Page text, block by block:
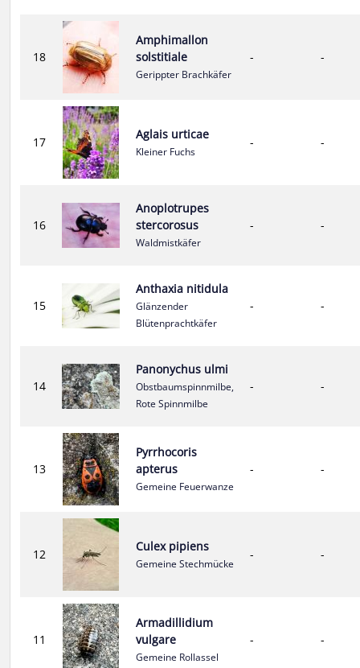
18
Amphimallon
solstitiale
Gerippter Brachkäfer
- -
17
Aglais urticae
Kleiner Fuchs
- -
16
Anoplotrupes
stercorosus
Waldmistkäfer
- -
15
Anthaxia nitidula
Glänzender
Blütenprachtkäfer
- -
14
Panonychus ulmi
Obstbaumspinnmilbe,
Rote Spinnmilbe
- -
13
Pyrrhocoris
apterus
Gemeine Feuerwanze
- -
12
Culex pipiens
Gemeine Stechmücke
- -
11
Armadillidium
vulgare
Gemeine Rollassel
- -